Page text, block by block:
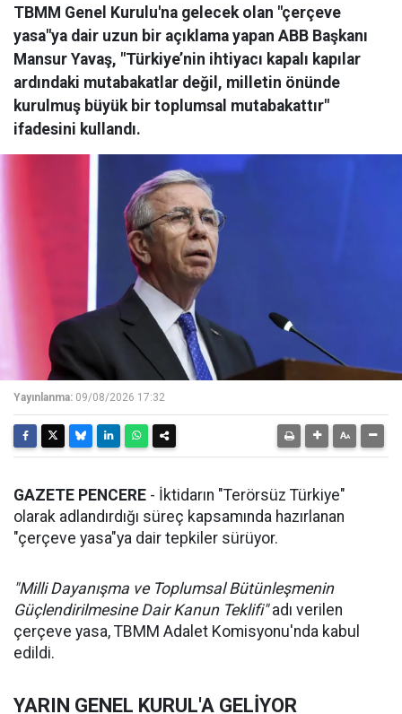
TBMM Genel Kurulu'na gelecek olan "çerçeve
yasa"ya dair uzun bir açıklama yapan ABB Başkanı
Mansur Yavaş, "Türkiye’nin ihtiyacı kapalı kapılar
ardındaki mutabakatlar değil, milletin önünde
kurulmuş büyük bir toplumsal mutabakattır"
ifadesini kullandı.
Yayınlanma: 09/08/2026 17:32
GAZETE PENCERE - İktidarın "Terörsüz Türkiye"
olarak adlandırdığı süreç kapsamında hazırlanan
"çerçeve yasa"ya dair tepkiler sürüyor.
"Milli Dayanışma ve Toplumsal Bütünleşmenin
Güçlendirilmesine Dair Kanun Teklifi"adı verilen
çerçeve yasa, TBMM Adalet Komisyonu'nda kabul
edildi.
YARIN GENEL KURUL'A GELİYOR